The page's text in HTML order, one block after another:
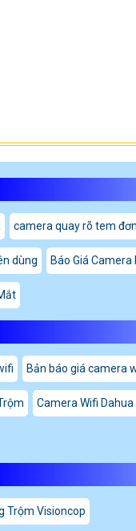
camera quay rõ tem
dùng Báo Giá Camera
Bản báo giá camera
Camera Wifi Dahua
Trộm Visioncop